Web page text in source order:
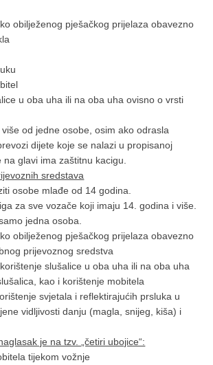
obilježenog pješačkog prijelaza obavezno
u oba uha ili na oba uha ovisno o vrsti
više od jedne osobe, osim ako odrasla
dijete koje se nalazi u propisanoj
na glavi ima zaštitnu kacigu.
sredstava
osobe mlađe od 14 godina.
za sve vozače koji imaju 14. godina i više.
jedna osoba.
obilježenog pješačkog prijelaza obavezno
prijevoznog sredstva
slušalice u oba uha ili na oba uha
kao i korištenje mobitela
svjetala i reflektirajućih prsluka u
vidljivosti danju (magla, snijeg, kiša) i
je na tzv. „četiri ubojice“:
tijekom vožnje